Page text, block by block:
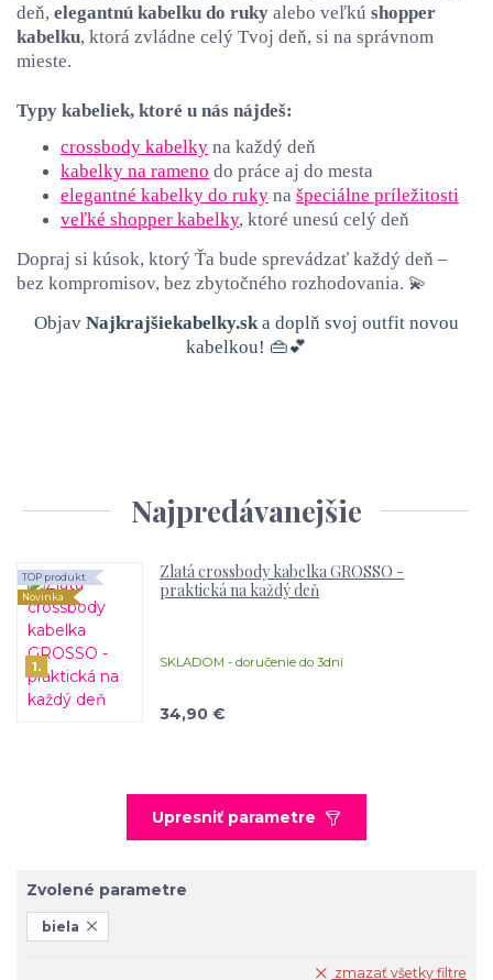
deň, elegantnú kabelku do ruky alebo veľkú shopper
kabelku, ktorá zvládne celý Tvoj deň, si na správnom
mieste.
Typy kabeliek, ktoré u nás nájdeš:
crossbody kabelky na každý deň
kabelky na rameno do práce aj do mesta
elegantné kabelky do ruky na špeciálne príležitosti
veľké shopper kabelky, ktoré unesú celý deň
Dopraj si kúsok, ktorý Ťa bude sprevádzať každý deň –
bez kompromisov, bez zbytočného rozhodovania. 💫
Objav Najkrajšiekabelky.ska doplň svoj outfit novou
kabelkou! 👜💕
Najpredávanejšie
1.
Zlatá crossbody kabelka GROSSO -
praktická na každý deň
SKLADOM - doručenie do 3dní
TOP produkt
Novinka
34,90 €
Upresniť parametre
Zvolené parametre
biela
zmazať všetky filtre